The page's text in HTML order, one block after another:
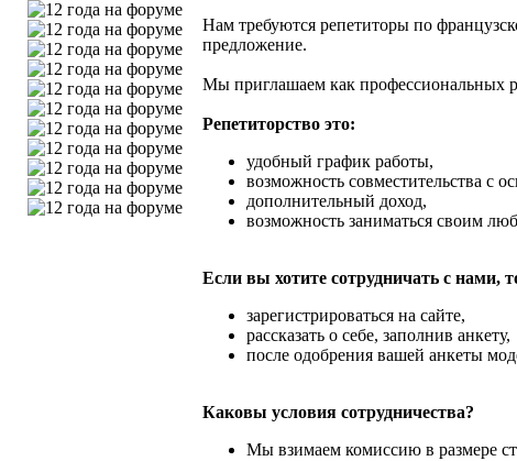
Нам требуются репетиторы по
предложение.
Мы приглашаем как профессиональных
Репетиторство это:
удобный график работы,
возможность совместительства с
дополнительный доход,
возможность заниматься своим
Если вы хотите сотрудничать с нами,
зарегистрироваться на сайте,
рассказать о себе, заполнив анкету,
после одобрения вашей анкеты
Каковы условия сотрудничества?
Мы взимаем комиссию в размере